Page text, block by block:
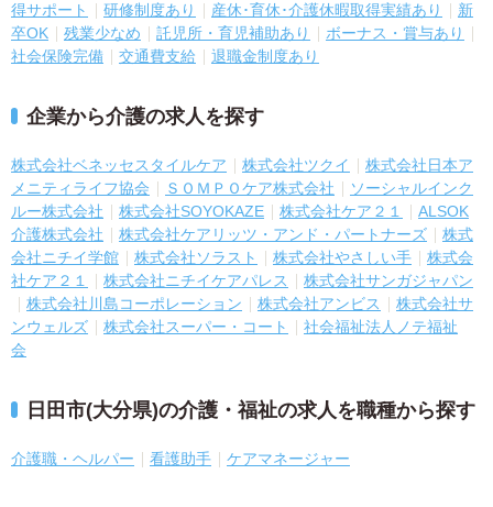
得サポート
研修制度あり 産休･育休･介護休暇取得実績あり
新
卒OK
残業少なめ 託児所・育児補助あり
ボーナス・賞与あり
社会保険完備
交通費支給 退職金制度あり
企業から介護の求人を探す
株式会社ベネッセスタイルケア 株式会社ツクイ
株式会社日本ア
メニティライフ協会
ＳＯＭＰＯケア株式会社
ソーシャルインク
ルー株式会社
株式会社SOYOKAZE 株式会社ケア２１
ALSOK
介護株式会社
株式会社ケアリッツ・アンド・パートナーズ
株式
会社ニチイ学館
株式会社ソラスト 株式会社やさしい手
株式会
社ケア２１
株式会社ニチイケアパレス
株式会社サンガジャパン
株式会社川島コーポレーション
株式会社アンビス
株式会社サ
ンウェルズ
株式会社スーパー・コート
社会福祉法人ノテ福祉
会
日田市(大分県)の介護・福祉の求人を職種から探す
介護職・ヘルパー 看護助手 ケアマネージャー